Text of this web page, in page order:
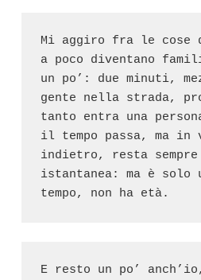
Mi aggiro fra le cose
a poco diventano
un po’: due minuti,
gente nella strada,
tanto entra una
il tempo passa, ma
indietro, resta sempre
istantanea: ma è
tempo, non ha età.
E resto un po’